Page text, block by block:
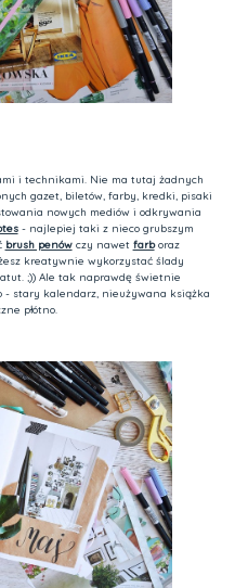
i technikami. Nie ma tutaj żadnych
gazet, biletów, farby, kredki, pisaki
nowych mediów i odkrywania
- najlepiej taki z nieco grubszym
brush penówczy nawet farboraz
kreatywnie wykorzystać ślady
;)) Ale tak naprawdę świetnie
- stary kalendarz, nieużywana książka
płótno.